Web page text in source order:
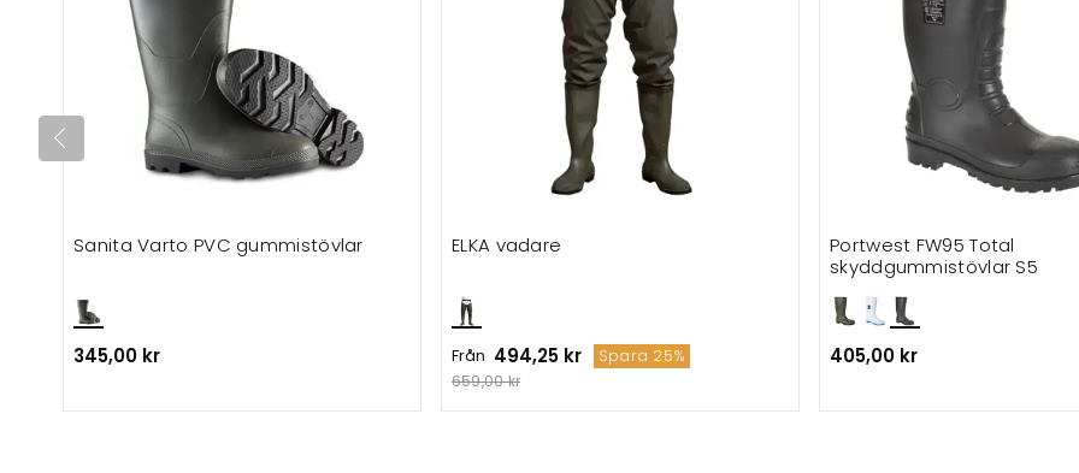
Sanita Varto PVC gummistövlar
345,00 kr
ELKA vadare
Från 494,25 kr Spara 25%
659,00 kr
Portwest FW95 Total
skyddgummistövlar S5
405,00 kr